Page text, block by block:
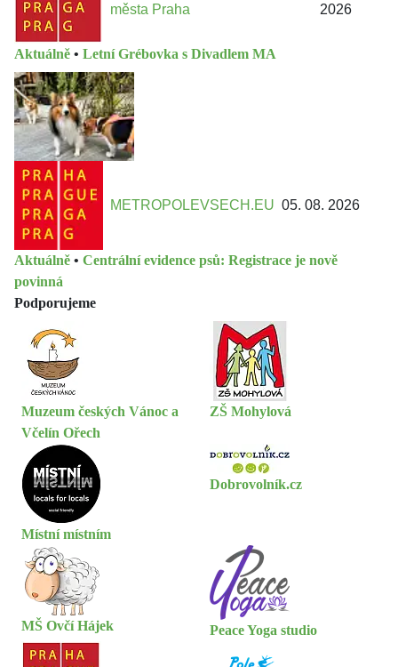
města Praha
2026
Aktuálně • Letní Grébovka s Divadlem MA
METROPOLEVSECH.EU 05. 08. 2026
Aktuálně • Centrální evidence psů: Registrace je nově
povinná
Podporujeme
Muzeum českých Vánoc a
Včelín Ořech
ZŠ Mohylová
Místní místním
Dobrovolník.cz
MŠ Ovčí Hájek Peace Yoga studio